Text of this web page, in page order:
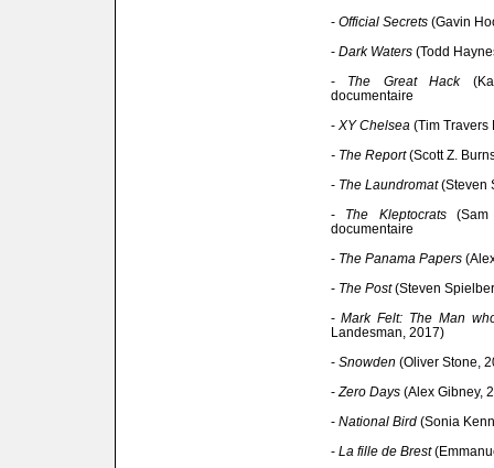
- Official Secrets(Gavin
- Dark Waters(Todd
- The Great Hack
documentaire
- XY Chelsea (Tim Travers
- The Report(Scott Z.
- The Laundromat(Steven
- The Kleptocrats(Sam
documentaire
- The Panama Papers
- The Post(Steven
-Mark Felt: The Man
Landesman, 2017)
- Snowden (Oliver Stone,
- Zero Days(Alex Gibney,
- National Bird(Sonia
- La fille de Brest